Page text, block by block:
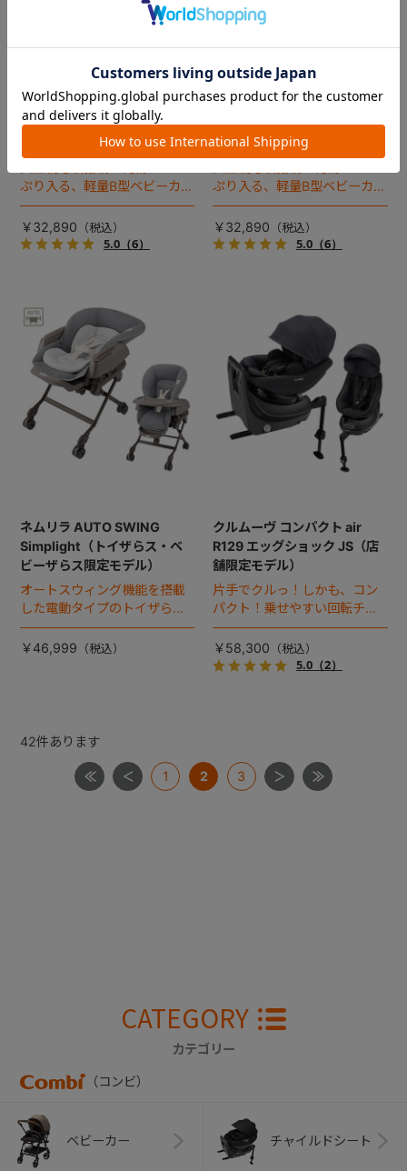
Acbee plus AO（コンビ公式
ストア限定カラー）
ぷり入る、軽量B型ベビーカー
のコンビ公式ストア限定カラ
ー（2023年モデル）。
￥32,890
5.0（6）
Acbee plus AO（コンビ公式
ストア限定カラー）
ぷり入る、軽量B型ベビーカー
のコンビ公式ストア限定カラ
ー（2023年モデル）。
￥32,890
5.0（6）
ネムリラ AUTO SWING
Simplight（トイザらス・ベ
ビーザらス限定モデル）
オートスウィング機能を搭載
した電動タイプのトイザら
ス・ベビーザらス限定モデ
ル。
￥46,999
クルムーヴ コンパクト air
R129 エッグショック JS（店
舗限定モデル）
片手でクルっ！しかも、コン
パクト！乗せやすい回転チャ
イルドシート。
￥58,300
5.0（2）
42件あります
1 2 3
CATEGORY
カテゴリー
（コンビ）
ベビーカー チャイルドシート